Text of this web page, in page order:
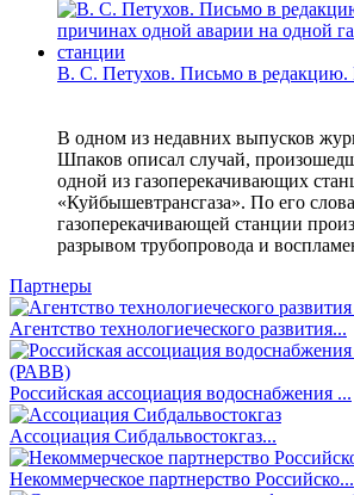
В. С. Петухов. Письмо в
В одном из недавних выпусков
Шпаков описал случай,
одной из газоперекачивающих
«Куйбышевтрансгаза». По его
газоперекачивающей станции
разрывом трубопровода и
Партнеры
Агентство технологиеческого развития...
Российская ассоциация водоснабжения ...
Ассоциация Сибдальвостокгаз...
Некоммерческое партнерство Российско...